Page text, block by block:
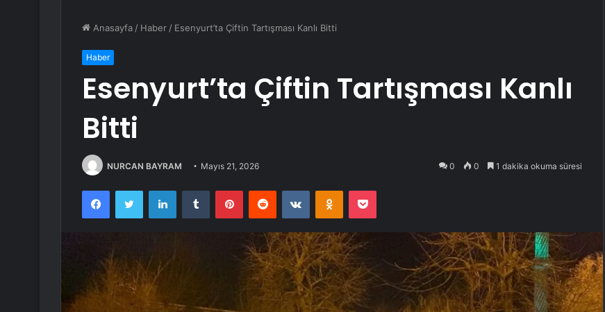
Anasayfa / Haber / Esenyurt’ta Çiftin Tartışması Kanlı Bitti
Haber
Esenyurt’ta Çiftin Tartışması Kanlı
Bitti
NURCAN BAYRAM Mayıs 21, 2026 0 0 1 dakika okuma süresi
FacebookTwitter LinkedInTumblr PinterestReddit VKontakteOdnoklassniki
Pocket